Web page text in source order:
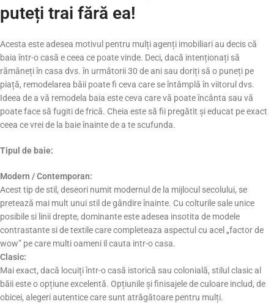
puteți trai fără ea!
Acesta este adesea motivul pentru mulți agenți imobiliari au decis că
baia într-o casă e ceea ce poate vinde. Deci, dacă intenționați să
rămâneți în casa dvs. în următorii 30 de ani sau doriți să o puneți pe
piață, remodelarea băii poate fi ceva care se întâmplă în viitorul dvs.
Ideea de a vă remodela baia este ceva care vă poate încânta sau vă
poate face să fugiti de frică. Cheia este să fii pregătit și educat pe exact
ceea ce vrei de la baie înainte de a te scufunda.
Tipul de baie:
Modern / Contemporan:
Acest tip de stil, deseori numit modernul de la mijlocul secolului, se
pretează mai mult unui stil de gândire înainte. Cu colturile sale unice
posibile si linii drepte, dominante este adesea insotita de modele
contrastante si de textile care completeaza aspectul cu acel „factor de
wow” pe care multi oameni il cauta intr-o casa.
Clasic:
Mai exact, dacă locuiți într-o casă istorică sau colonială, stilul clasic al
băii este o opțiune excelentă. Opțiunile și finisajele de culoare includ, de
obicei, alegeri autentice care sunt atrăgătoare pentru mulți.